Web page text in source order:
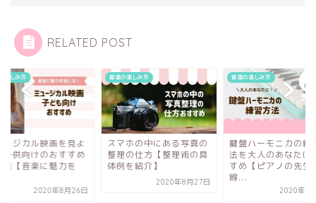
RELATED POST
楽しみ方
ージカル映画を見よ
子供向けのおすすめ
選【音楽に魅力を
2020年8月26日
音楽の楽しみ方
スマホの中にある写真の
整理の仕方【整理術の具
体例を紹介】
2020年8月27日
音楽の楽しみ方
鍵盤ハーモニカの練
法を大人のあなたに
すめ【ピアノの先生
線...
2020年7